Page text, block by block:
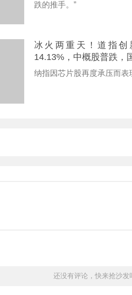
跌的推手。”
冰火两重天！道指
14.13%，中概股普跌，
纳指因芯片股再度承压而表
还没有评论，快来抢沙发